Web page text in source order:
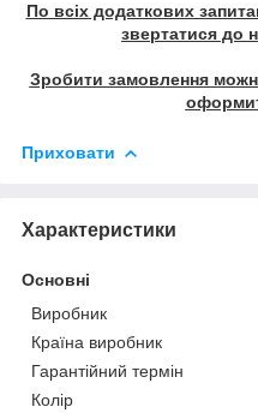
По всіх додаткових
звертатися до
Зробити замовлення
Приховати
Характеристики
Основні
Виробник
Країна виробник
Гарантійний термін
Колір